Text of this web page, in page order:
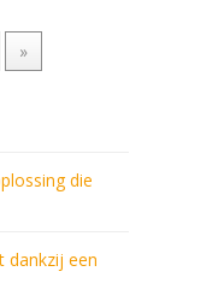
»
die
dankzij een